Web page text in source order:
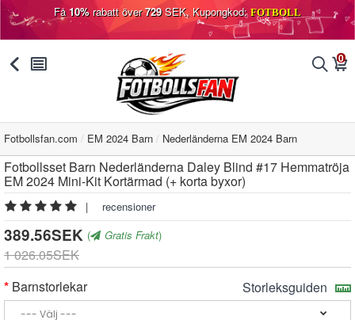
Få10%rabatt över729SEK, Kupongkod: FOTBOLL
󰅯 󰂩 󰂨 0
󰃦
Fotbollsfan.com EM 2024 Barn Nederländerna EM 2024 Barn
Fotbollsset Barn Nederländerna Daley Blind #17 Hemmatröja
EM 2024 Mini-Kit Kortärmad (+ korta byxor)
| recensioner
389.56SEK ( Gratis Frakt)
1 026.05SEK
Barnstorlekar
Storleksguiden